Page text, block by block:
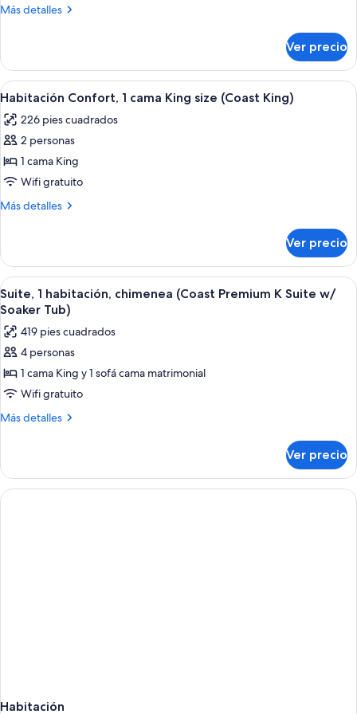
(Coast
Premium
King
with
View)
Más detalles
Más
Premium,
cama
size
(Coast
King
with
Ver precio
Abrir
todas
las
fotos
de
Habitación
Confort,
King
size
(Coast
King)
Ropa de cama de alta calidad y
1
Habitación Confort, 1 cama King size (Coast King)
226 pies cuadrados
2 personas
1 cama King
Wifi gratuito
Más detalles
Más
Confort,
cama
King
(Coast
King)
Ver precio
Abrir
todas
las
fotos
de
Suite,
1
habitación,
Premium
K
Suite
Ropa de cama de alta calidad y
6
Suite, 1 habitación, chimenea (Coast Premium K Suite w/
Soaker Tub)
419 pies cuadrados
4 personas
1 cama King y 1 sofá cama matrimonial
Wifi gratuito
Más detalles
Más
1
habitación,
chimenea
Ver precio
Habitación